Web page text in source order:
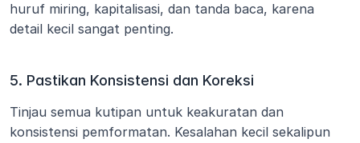
huruf miring, kapitalisasi, dan tanda baca, karena
detail kecil sangat penting.
5. Pastikan Konsistensi dan Koreksi
Tinjau semua kutipan untuk keakuratan dan
konsistensi pemformatan. Kesalahan kecil sekalipun